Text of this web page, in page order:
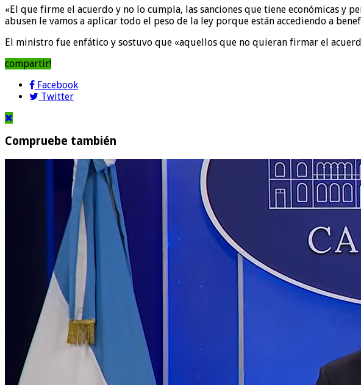
«El que firme el acuerdo y no lo cumpla, las sanciones que tiene económicas y
abusen le vamos a aplicar todo el peso de la ley porque están accediendo a
El ministro fue enfático y sostuvo que «aquellos que no quieran firmar el
compartir!
Facebook
Twitter
Compruebe también